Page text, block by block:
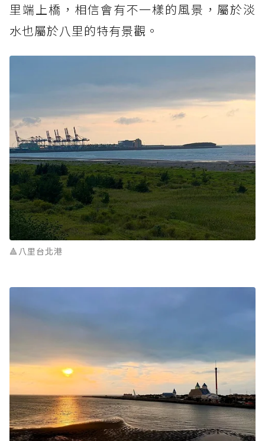
里端上橋，相信會有不一樣的風景，屬於淡
水也屬於八里的特有景觀。
🔺八里台北港